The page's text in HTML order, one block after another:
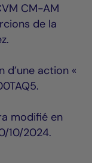
CM-AM
de la
d’une action «
modifié en
10/2024.